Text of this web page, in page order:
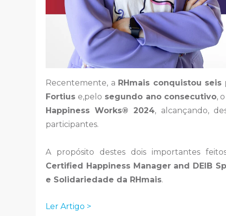
Recentemente, a RHmais conquistou seis
Fortius e,pelo segundo ano consecutivo, o
Happiness Works® 2024, alcançando,
participantes.
A propósito destes dois importantes
Certified Happiness Manager and DEIB
e Solidariedade da RHmais.
Ler Artigo >